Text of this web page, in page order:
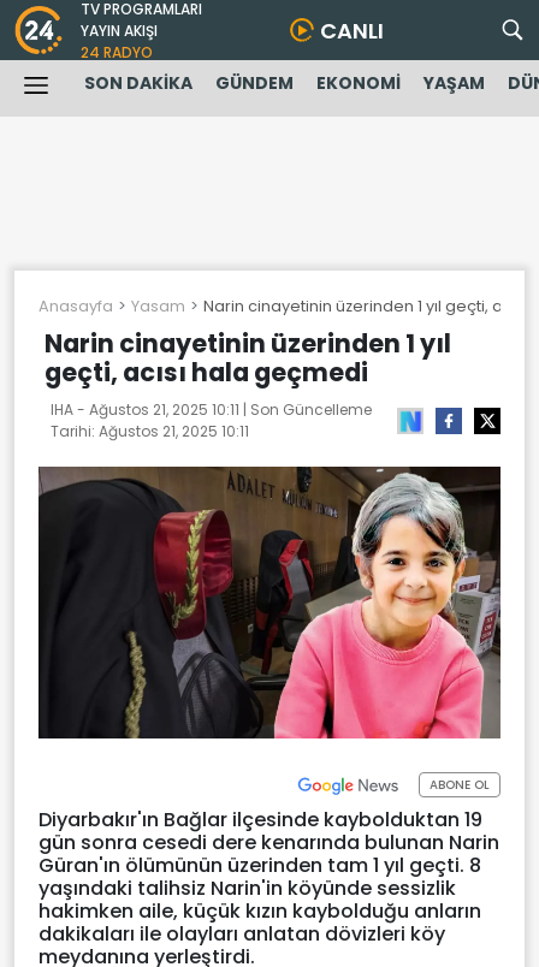
TV PROGRAMLARI
YAYIN AKIŞI
24 RADYO
CANLI
SON DAKİKA GÜNDEM EKONOMİ YAŞAM
Anasayfa Yasam Narin cinayetinin üzerinden 1 yıl geçti,
Narin cinayetinin üzerinden 1 yıl
geçti, acısı hala geçmedi
IHA - Ağustos 21, 2025 10:11 | Son Güncelleme
Tarihi: Ağustos 21, 2025 10:11
ABONE OL
Diyarbakır'ın Bağlar ilçesinde kaybolduktan 19
gün sonra cesedi dere kenarında bulunan Narin
Güran'ın ölümünün üzerinden tam 1 yıl geçti. 8
yaşındaki talihsiz Narin'in köyünde sessizlik
hakimken aile, küçük kızın kaybolduğu anların
dakikaları ile olayları anlatan dövizleri köy
meydanına yerleştirdi.